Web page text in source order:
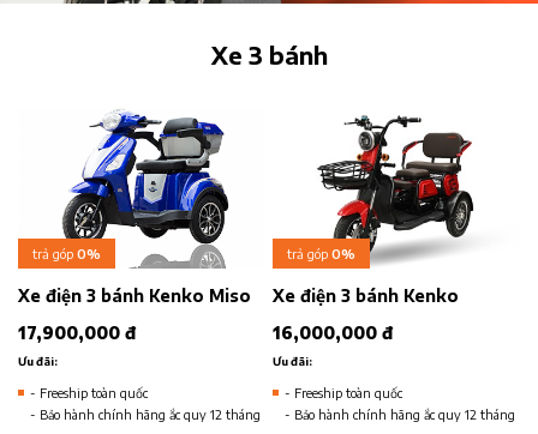
Xe 3 bánh
trả góp 0%
Xe điện 3 bánh Kenko Miso
17,900,000 đ
Ưu đãi:
- Freeship toàn quốc
- Bảo hành chính hãng ắc quy 12 tháng
trả góp 0%
Xe điện 3 bánh Kenko
16,000,000 đ
Ưu đãi:
- Freeship toàn quốc
- Bảo hành chính hãng ắc quy 12 tháng